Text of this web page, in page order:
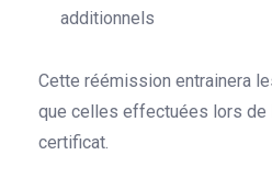
additionnels
Cette réémission entrainera
que celles effectuées lors de
certificat.